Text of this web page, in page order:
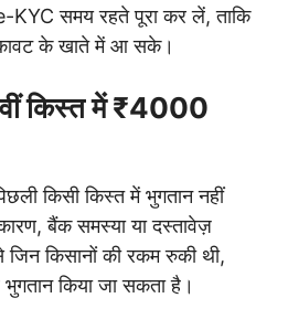
KYC समय रहते पूरा कर लें, ताकि
के खाते में आ सके।
किस्त में ₹4000
किसी किस्त में भुगतान नहीं
बैंक समस्या या दस्तावेज़
किसानों की रकम रुकी थी,
भुगतान किया जा सकता है।